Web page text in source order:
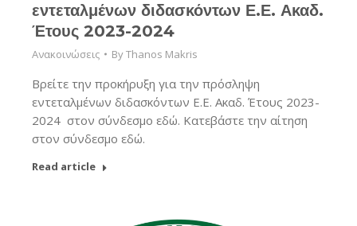
εντεταλμένων διδασκόντων Ε.Ε. Ακαδ.
Έτους 2023-2024
Ανακοινώσεις ByThanos Makris
Βρείτε την προκήρυξη για την πρόσληψη
εντεταλμένων διδασκόντων Ε.Ε. Ακαδ. Έτους 2023-
2024 στον σύνδεσμο εδώ. Κατεβάστε την αίτηση
στον σύνδεσμο εδώ.
Read article